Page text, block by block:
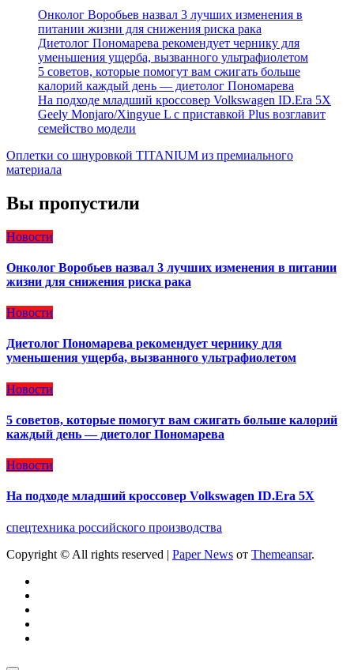
Онколог Воробьев назвал 3 лучших изменения в
питании жизни для снижения риска рака
Диетолог Пономарева рекомендует чернику для
уменьшения ущерба, вызванного ультрафиолетом
5 советов, которые помогут вам сжигать больше
калорий каждый день — диетолог Пономарева
На подходе младший кроссовер Volkswagen ID.Era 5X
Geely Monjaro/Xingyue L с приставкой Plus возглавит
семейство модели
Оплетки со шнуровкой TITANIUM из премиального
материала
Вы пропустили
Новости
Онколог Воробьев назвал 3 лучших изменения в питании
жизни для снижения риска рака
Новости
Диетолог Пономарева рекомендует чернику для
уменьшения ущерба, вызванного ультрафиолетом
Новости
5 советов, которые помогут вам сжигать больше калорий
каждый день — диетолог Пономарева
Новости
На подходе младший кроссовер Volkswagen ID.Era 5X
спецтехника российского производства
Copyright © All rights reserved | Paper News от Themeansar.